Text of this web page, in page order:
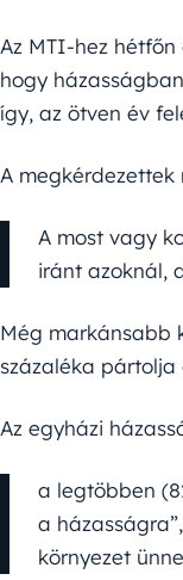
Az MTI-hez
hogy
így, az ötven év
A
A most vagy
iránt azoknál,
Még markánsabb
százaléka
Az egyházi
a legtöbben
a
környezet